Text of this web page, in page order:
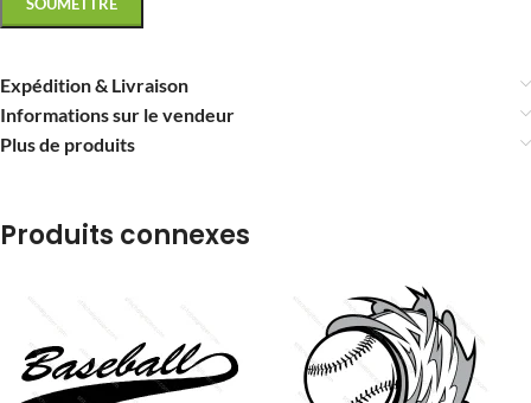
Expédition & Livraison
Informations sur le vendeur
Plus de produits
Produits connexes